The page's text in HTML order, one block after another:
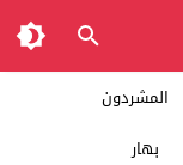
المشردون
بهار